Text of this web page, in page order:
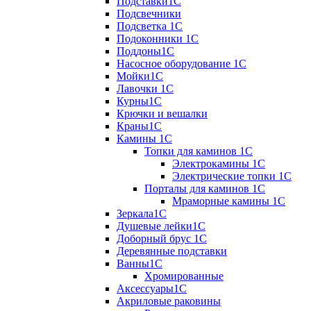
Подсвечники
Подсветка 1С
Подоконники 1С
Поддоны1С
Насосное оборудование 1С
Мойки1С
Лавочки 1С
Курны1С
Крючки и вешалки
Краны1С
Камины 1C
Топки для каминов 1C
Электрокамины 1С
Электрические топки 1C
Порталы для каминов 1С
Мраморные камины 1C
Зеркала1С
Душевые лейки1С
Доборный брус 1С
Деревянные подставки
Ванны1С
Хромированные
Аксессуары1С
Акриловые раковины